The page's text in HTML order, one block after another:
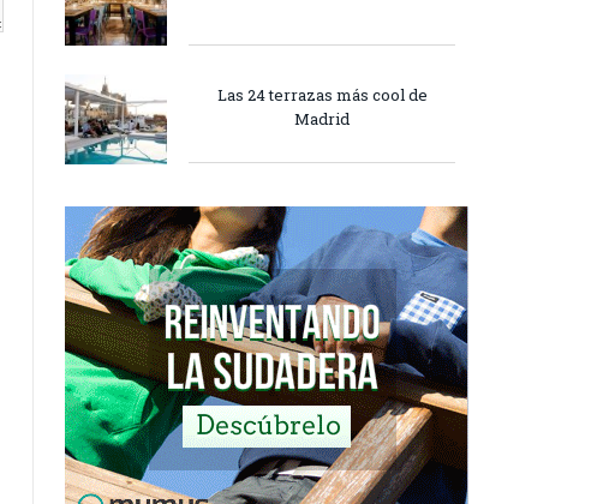
Las 24 terrazas más cool de
Madrid